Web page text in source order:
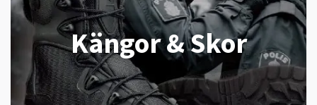
Kängor & Skor